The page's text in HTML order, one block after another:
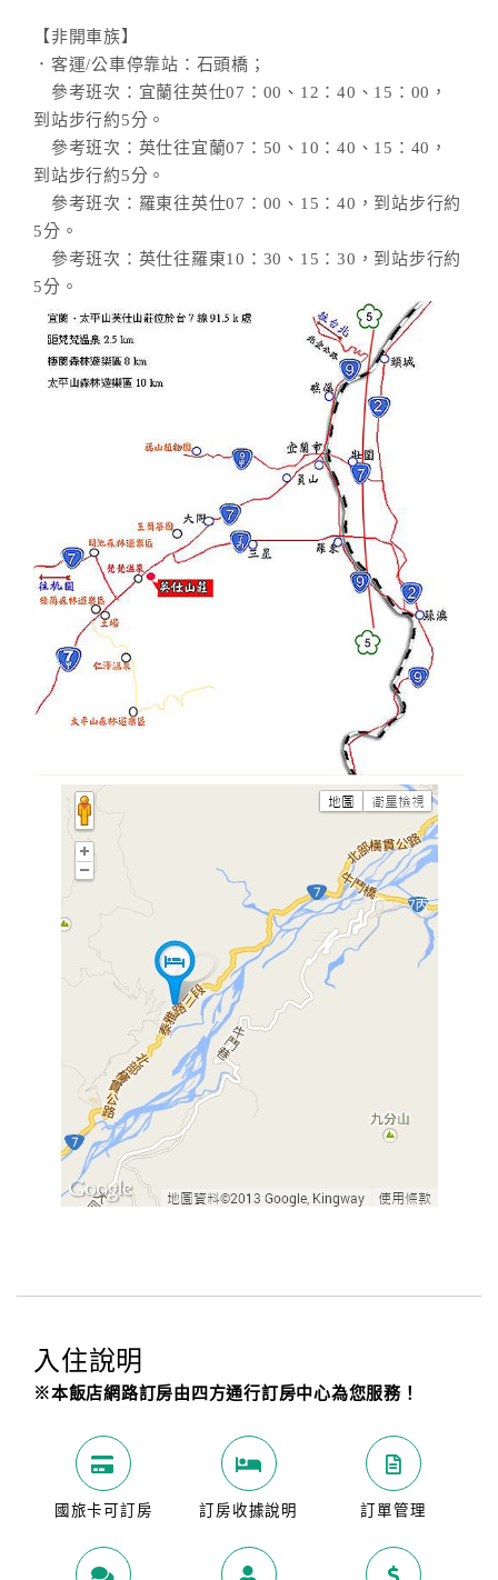
【非開車族】
．客運/公車停靠站：石頭橋；
參考班次：宜蘭往英仕07：00、12：40、15：00，
到站步行約5分。
參考班次：英仕往宜蘭07：50、10：40、15：40，
到站步行約5分。
參考班次：羅東往英仕07：00、15：40，到站步行約
5分。
參考班次：英仕往羅東10：30、15：30，到站步行約
5分。
入住說明
※本飯店網路訂房由四方通行訂房中心為您服務！
國旅卡可訂房 訂房收據說明 訂單管理